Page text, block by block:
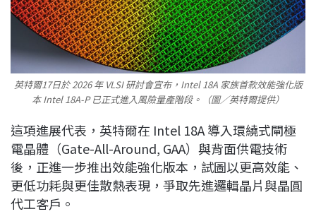
英特爾17日於 2026 年 VLSI 研討會宣布，Intel 18A 家族首款效能強化版
本 Intel 18A-P 已正式進入風險量產階段。（圖／英特爾提供）
這項進展代表，英特爾在 Intel 18A 導入環繞式閘極
電晶體（Gate-All-Around, GAA）與背面供電技術
後，正進一步推出效能強化版本，試圖以更高效能、
更低功耗與更佳散熱表現，爭取先進邏輯晶片與晶圓
代工客戶。